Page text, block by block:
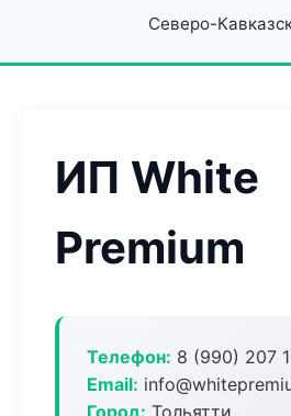
Северо-
ИП White
Premium
Телефон: 8 (990) 207
Email:
Город: Тольятти